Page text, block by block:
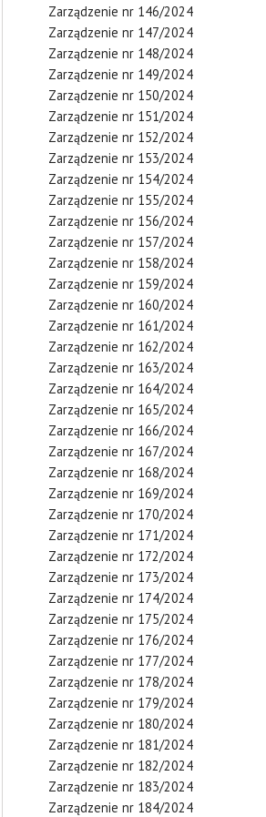
Zarządzenie nr 146/2024
Zarządzenie nr 147/2024
Zarządzenie nr 148/2024
Zarządzenie nr 149/2024
Zarządzenie nr 150/2024
Zarządzenie nr 151/2024
Zarządzenie nr 152/2024
Zarządzenie nr 153/2024
Zarządzenie nr 154/2024
Zarządzenie nr 155/2024
Zarządzenie nr 156/2024
Zarządzenie nr 157/2024
Zarządzenie nr 158/2024
Zarządzenie nr 159/2024
Zarządzenie nr 160/2024
Zarządzenie nr 161/2024
Zarządzenie nr 162/2024
Zarządzenie nr 163/2024
Zarządzenie nr 164/2024
Zarządzenie nr 165/2024
Zarządzenie nr 166/2024
Zarządzenie nr 167/2024
Zarządzenie nr 168/2024
Zarządzenie nr 169/2024
Zarządzenie nr 170/2024
Zarządzenie nr 171/2024
Zarządzenie nr 172/2024
Zarządzenie nr 173/2024
Zarządzenie nr 174/2024
Zarządzenie nr 175/2024
Zarządzenie nr 176/2024
Zarządzenie nr 177/2024
Zarządzenie nr 178/2024
Zarządzenie nr 179/2024
Zarządzenie nr 180/2024
Zarządzenie nr 181/2024
Zarządzenie nr 182/2024
Zarządzenie nr 183/2024
Zarządzenie nr 184/2024